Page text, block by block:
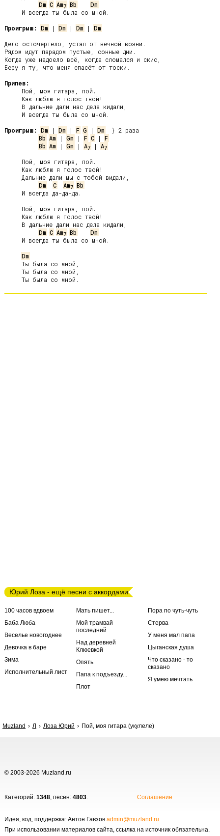
Dm C Am7 Bb
Dm
Проигрыш:
Dm | Dm | Dm | Dm
Дело осточертело, устал от вечной возни.
Рядом идут парадом пустые, сонные дни.
Когда уже надоело всё, когда сломался и скис,
Беру я ту, что меня спасёт от тоски.
Припев:
Проигрыш:
Dm | Dm | F G | Dm
Bb Am | Gm | F C | F
Bb Am | Gm | A7 | A7
Dm
C Am7 Bb
Dm C Am7 Bb
Dm
Dm
Юрий Лоза - ещё песни с аккордами
100 часов вдвоем
Баба Люба
Веселье новогоднее
Девочка в баре
Зима
Исполнительный лист
Мать пишет...
Мой трамвай
последний
Над деревней
Клюевкой
Опять
Папа к подъезду...
Плот
Пора по чуть-чуть
Стерва
У меня мал папа
Цыганская душа
Что сказано - то
сказано
Я умею мечтать
Muzland Л Лоза Юрий Пой, моя гитара (укулеле)
© 2003-2026 Muzland.ru
Категорий: 1348, песен: 4803. Соглашение
Идея, код, поддержка: Антон Гавзов admin@muzland.ru
При использовании материалов сайта, ссылка на источник обязательна.